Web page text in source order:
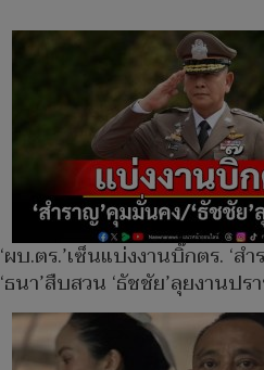
‘ผบ.ตร.’เซ็นแบ่งงานบิ๊กตร. ‘สำ
‘ธนา’สืบสวน ‘ธัชชัย’ลุยงานปร